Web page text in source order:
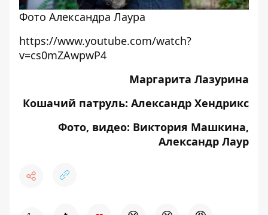
Фото Александра Лаура
https://www.youtube.com/watch?
v=cs0mZAwpwP4
Маргарита Лазурина
Кошачий патруль: Александр Хендрикс
Фото, видео: Виктория Машкина,
Александр Лаур